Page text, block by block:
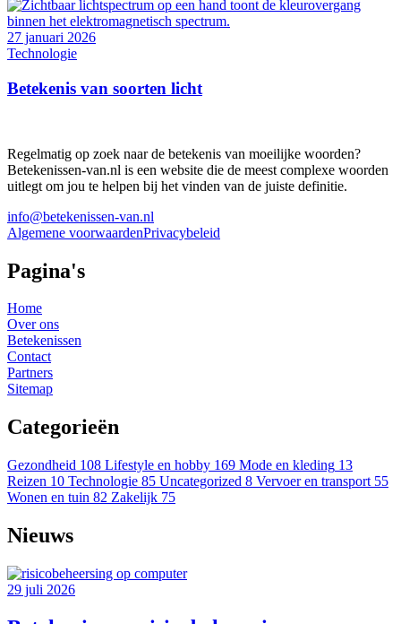
27 januari 2026
Technologie
Betekenis van soorten licht
Regelmatig op zoek naar de betekenis van moeilijke woorden?
Betekenissen-van.nl is een website die de meest complexe woorden
uitlegt om jou te helpen bij het vinden van de juiste definitie.
info@betekenissen-van.nl
Algemene voorwaardenPrivacybeleid
Pagina's
Home
Over ons
Betekenissen
Contact
Partners
Sitemap
Categorieën
Gezondheid 108 Lifestyle en hobby 169 Mode en kleding 13
Reizen 10 Technologie 85 Uncategorized 8 Vervoer en transport 55
Wonen en tuin 82 Zakelijk 75
Nieuws
29 juli 2026